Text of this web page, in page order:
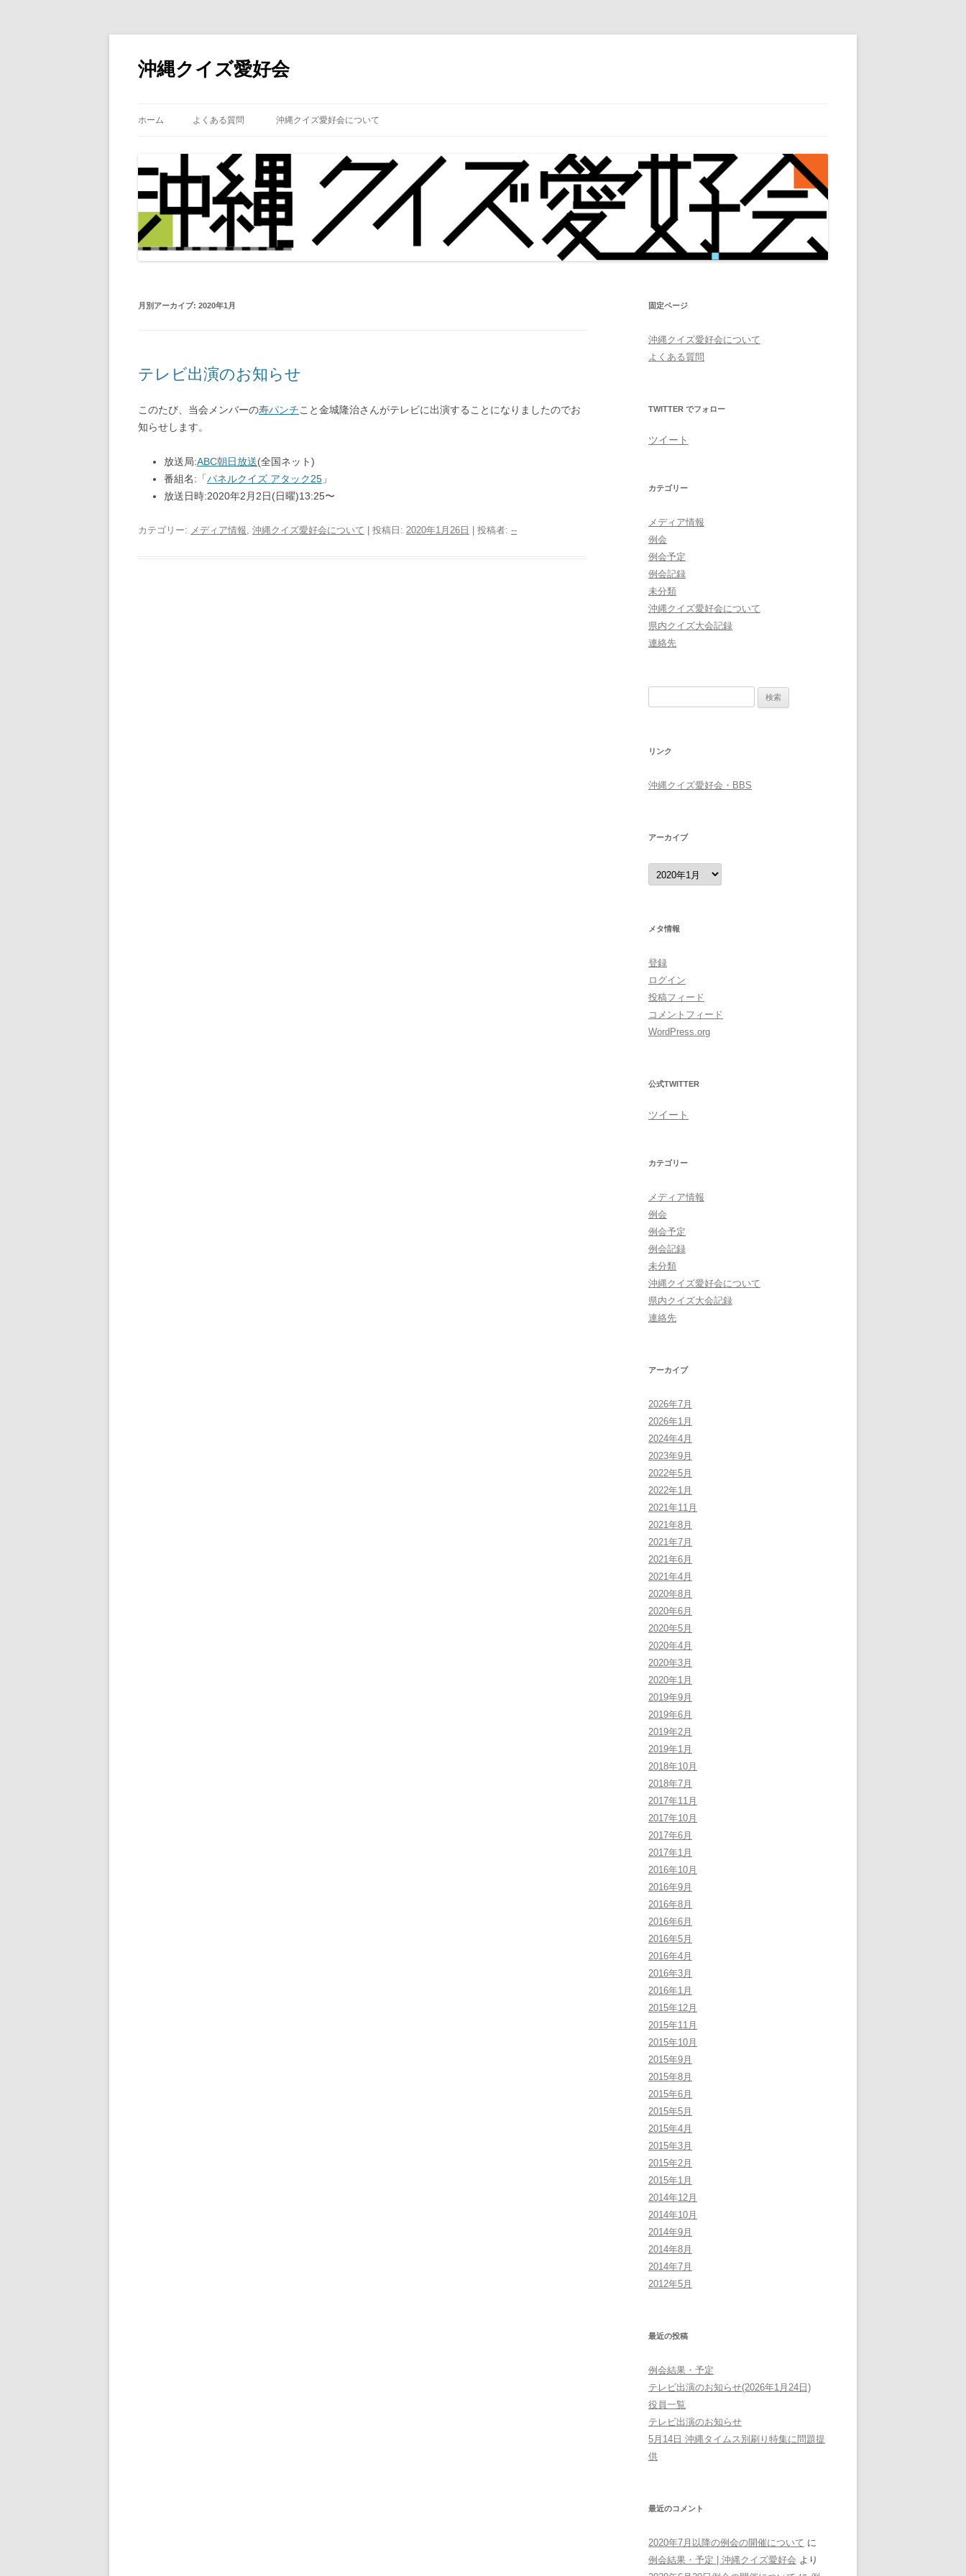
沖縄クイズ愛好会
ス
ッ
プ
ホーム よくある質問 沖縄クイズ愛好会について
月別アーカイブ: 2020年1月
テレビ出演のお知らせ
このたび、当会メンバーの寿パンチこと金城隆治さんがテレビに出演することになりましたのでお
知らせします。
放送局:ABC朝日放送(全国ネット)
番組名:「パネルクイズ アタック25 」
放送日時:2020年2月2日(日曜)13:25〜
カテゴリー: メディア情報 沖縄クイズ愛好会について | 投稿日: 2020年1月26日 投稿者: --
固定ページ
沖縄クイズ愛好会について
よくある質問
TWITTER でフォロー
ツイート
カテゴリー
メディア情報
例会
例会予定
例会記録
未分類
沖縄クイズ愛好会について
県内クイズ大会記録
連絡先
リンク
沖縄クイズ愛好会・BBS
アーカイブ
ア
ー
カ
メタ情報
登録
ログイン
投稿フィード
コメントフィード
WordPress.org
公式TWITTER
ツイート
カテゴリー
メディア情報
例会
例会予定
例会記録
未分類
沖縄クイズ愛好会について
県内クイズ大会記録
連絡先
アーカイブ
2026年7月
2026年1月
2024年4月
2023年9月
2022年5月
2022年1月
2021年11月
2021年8月
2021年7月
2021年6月
2021年4月
2020年8月
2020年6月
2020年5月
2020年4月
2020年3月
2020年1月
2019年9月
2019年6月
2019年2月
2019年1月
2018年10月
2018年7月
2017年11月
2017年10月
2017年6月
2017年1月
2016年10月
2016年9月
2016年8月
2016年6月
2016年5月
2016年4月
2016年3月
2016年1月
2015年12月
2015年11月
2015年10月
2015年9月
2015年8月
2015年6月
2015年5月
2015年4月
2015年3月
2015年2月
2015年1月
2014年12月
2014年10月
2014年9月
2014年8月
2014年7月
2012年5月
最近の投稿
例会結果・予定
テレビ出演のお知らせ(2026年1月24日)
役員一覧
テレビ出演のお知らせ
5月14日 沖縄タイムス別刷り特集に問題提
供
最近のコメント
2020年7月以降の例会の開催について に
例会結果・予定 | 沖縄クイズ愛好会 より